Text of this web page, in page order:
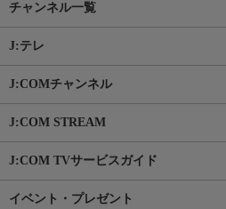
チャンネル一覧
J:テレ
J:COMチャンネル
J:COM STREAM
J:COM TVサービスガイド
イベント・プレゼント